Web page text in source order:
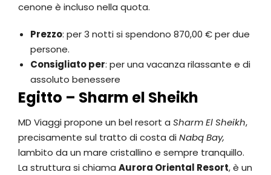
cenone è incluso nella quota.
Prezzo: per 3 notti si spendono 870,00 € per due
persone.
Consigliato per: per una vacanza rilassante e di
assoluto benessere
Egitto – Sharm el Sheikh
MD Viaggi propone un bel resort a Sharm El Sheikh,
precisamente sul tratto di costa diNabq Bay,
lambito da un mare cristallino e sempre tranquillo.
La struttura si chiama Aurora Oriental Resort, è un